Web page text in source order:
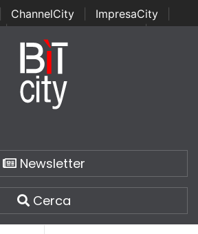
ChannelCity ImpresaCity
| Italian Channel Awards | Italian
Italian Security Awards
Newsletter
Cerca